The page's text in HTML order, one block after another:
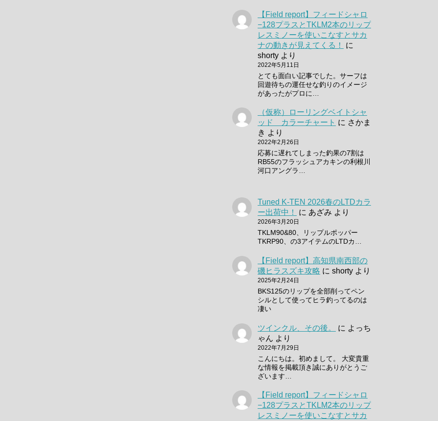
【Field report】フィードシャロ
−128プラスとTKLM2本のリップ
レスミノーを使いこなすとサカ
ナの動きが見えてくる！
に
shorty より
2022年5月11日
とても面白い記事でした。サーフは
回遊待ちの運任せな釣りのイメージ
があったがプロに…
（仮称）ローリングベイトシャ
ッド カラーチャート に さかま
き より
2022年2月26日
応募に遅れてしまった釣果の7割は
RB55のフラッシュアカキンの利根川
河口アングラ…
Tuned K-TEN 2026春のLTDカラ
ー出荷中！
に あざみ より
2026年3月20日
TKLM90&80、リップルポッパー
TKRP90、の3アイテムのLTDカ…
【Field report】高知県南西部の
磯ヒラスズキ攻略 に shorty より
2025年2月24日
BKS125のリップを全部削ってペン
シルとして使ってヒラ釣ってるのは
凄い
ツインクル、その後。 に よっち
ゃん より
2022年7月29日
こんにちは。初めまして。 大変貴重
な情報を掲載頂き誠にありがとうご
ざいます…
【Field report】フィードシャロ
−128プラスとTKLM2本のリップ
レスミノーを使いこなすとサカ